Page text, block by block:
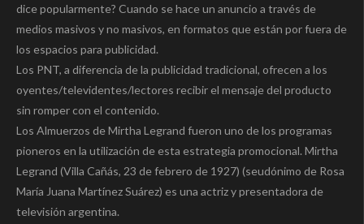
dice popularmente? Cuando se hace un anuncio a través de
medios masivos y no masivos, en formatos que están por fuera de
los espacios para publicidad.
Los PNT, a diferencia de la publicidad tradicional, ofrecen a los
oyentes/televidentes/lectores recibir el mensaje del producto
sin romper con el contenido.
Los Almuerzos de Mirtha Legrand fueron uno de los programas
pioneros en la utilización de esta estrategia promocional. Mirtha
Legrand (Villa Cañás, 23 de febrero de 1927)​ (seudónimo de Rosa
María Juana Martínez Suárez)​​ es una actriz y presentadora de
televisión argentina.